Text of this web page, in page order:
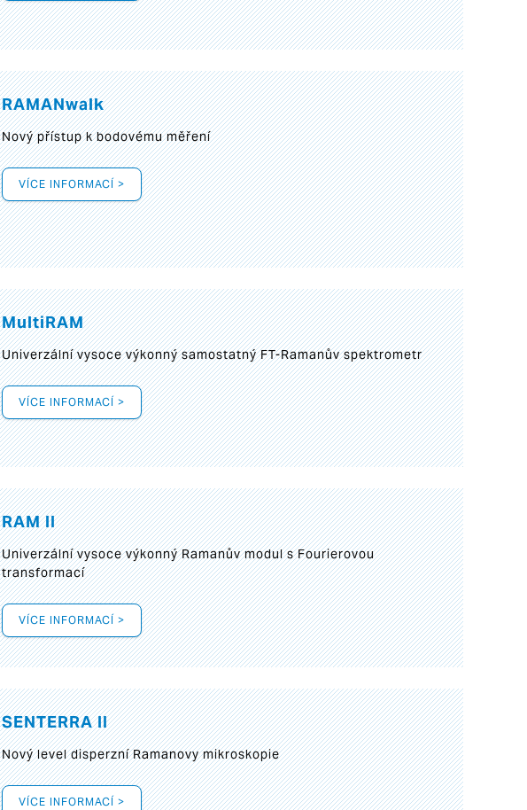
RAMANwalk
Nový přístup k bodovému měření
VÍCE INFORMACÍ >
MultiRAM
Univerzální vysoce výkonný samostatný FT-Ramanův spektrometr
VÍCE INFORMACÍ >
RAM II
Univerzální vysoce výkonný Ramanův modul s Fourierovou
transformací
VÍCE INFORMACÍ >
SENTERRA II
Nový level disperzní Ramanovy mikroskopie
VÍCE INFORMACÍ >